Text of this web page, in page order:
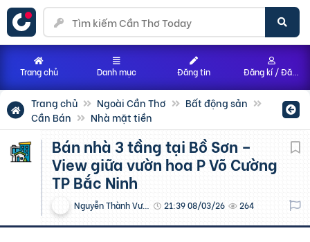
Trang chủ Ngoài Cần Thơ
Bất động sản
Cần Bán
Nhà mặt tiền
Bán nhà 3 tầng tại Bồ Sơn –
View giữa vườn hoa P Võ Cường
TP Bắc Ninh
Nguyễn Thành Vương 21:39 08/03/26 264
Trang chủ Danh mục Đăng tin